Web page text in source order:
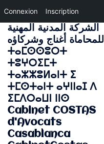
Connexion Inscription
Aller
au
contenu
الشركة المدنية المهنية
للمحاماة أغناج وشركاؤه
ⵜⴰⵎⵙⵙⵓⵔⵜ
ⵜⵓⵖⵔⵉⵎⵜ
ⵜⴰⵣⵣⵓⵍⴰⵏⵜ ⵉ
ⵜⵎⵙⵜⴰⵏⵜ ⴰⵖⵏⵏⴰⵊ ⴷ
ⵉⵎⴷⵔⴰⵡⵏ ⵏⵏⵙ
Cabinet COSTAS
d'Avocats
Casablanca